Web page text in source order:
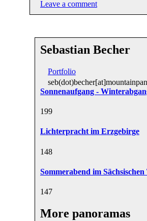
Leave a comment
Sebastian Becher
Portfolio
Sonnenaufgang -
199
Lichterpracht im Erzgebirge
148
Sommerabend im
147
More panoramas